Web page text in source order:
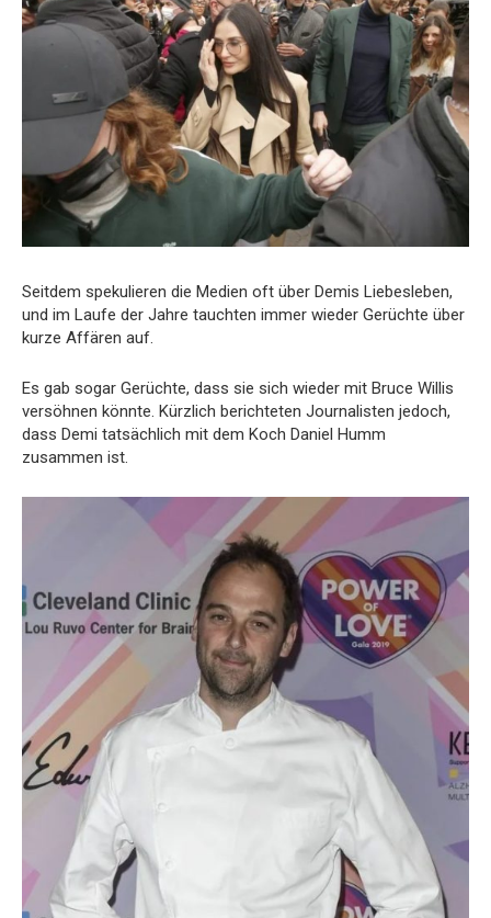
Seitdem spekulieren die Medien oft über Demis Liebesleben,
und im Laufe der Jahre tauchten immer wieder Gerüchte über
kurze Affären auf.
Es gab sogar Gerüchte, dass sie sich wieder mit Bruce Willis
versöhnen könnte. Kürzlich berichteten Journalisten jedoch,
dass Demi tatsächlich mit dem Koch Daniel Humm
zusammen ist.